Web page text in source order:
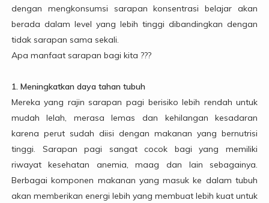
dengan mengkonsumsi sarapan konsentrasi belajar akan
berada dalam level yang lebih tinggi dibandingkan dengan
tidak sarapan sama sekali.
Apa manfaat sarapan bagi kita ???
1. Meningkatkan daya tahan tubuh
Mereka yang rajin sarapan pagi berisiko lebih rendah untuk
mudah lelah, merasa lemas dan kehilangan kesadaran
karena perut sudah diisi dengan makanan yang bernutrisi
tinggi. Sarapan pagi sangat cocok bagi yang memiliki
riwayat kesehatan anemia, maag dan lain sebagainya.
Berbagai komponen makanan yang masuk ke dalam tubuh
akan memberikan energi lebih yang membuat lebih kuat untuk